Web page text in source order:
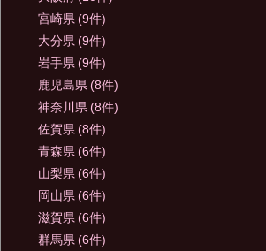
宮崎県 (9件)
大分県 (9件)
岩手県 (9件)
鹿児島県 (8件)
神奈川県 (8件)
佐賀県 (8件)
青森県 (6件)
山梨県 (6件)
岡山県 (6件)
滋賀県 (6件)
群馬県 (6件)